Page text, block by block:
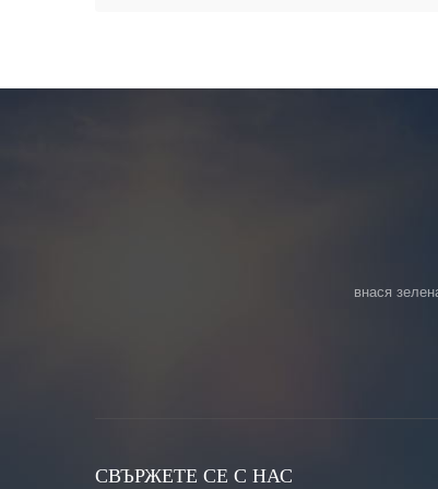
внася
СВЪРЖЕТЕ СЕ С НАС